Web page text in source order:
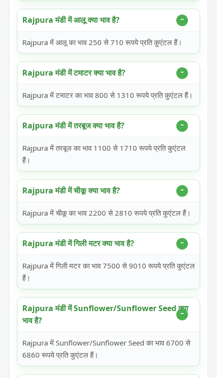
Rajpura मंडी में आलू क्या भाव है?
Rajpura में आलू का भाव 250 से 710 रूपये प्रति कुएंटल हैं।
Rajpura मंडी में टमाटर क्या भाव है?
Rajpura में टमाटर का भाव 800 से 1310 रूपये प्रति कुएंटल हैं।
Rajpura मंडी में तरबूज क्या भाव है?
Rajpura में तरबूज का भाव 1100 से 1710 रूपये प्रति कुएंटल
हैं।
Rajpura मंडी में चीकू क्या भाव है?
Rajpura में चीकू का भाव 2200 से 2810 रूपये प्रति कुएंटल हैं।
Rajpura मंडी में गिली मटर क्या भाव है?
Rajpura में गिली मटर का भाव 7500 से 9010 रूपये प्रति कुएंटल
हैं।
Rajpura मंडी में Sunflower/Sunflower Seed क्या
भाव है?
Rajpura में Sunflower/Sunflower Seed का भाव 6700 से
6860 रूपये प्रति कुएंटल हैं।